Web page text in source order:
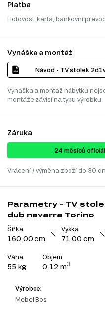
Platba
Hotovost, karta, bankovní
Vynáška a montáž
Návod - TV stolek
Vynáška a montáž nábytku
montáže závisí na typu výrobku.
Záruka
24 ​​​​měsíců
Vrácení / výměna zboží do 30
Parametry - TV
dub navarra Torino
Šířka
160.00 cm
Výška
71.00 cm
Váha
55 kg
Objem
0.12 m3
Výrobce:
Mebel Bos